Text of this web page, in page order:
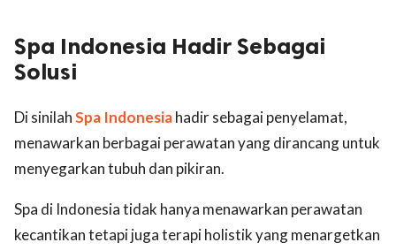
Spa Indonesia Hadir Sebagai
Solusi
Di sinilahSpa Indonesiahadir sebagai penyelamat,
menawarkan berbagai perawatan yang dirancang untuk
menyegarkan tubuh dan pikiran.
Spa di Indonesia tidak hanya menawarkan perawatan
kecantikan tetapi juga terapi holistik yang menargetkan